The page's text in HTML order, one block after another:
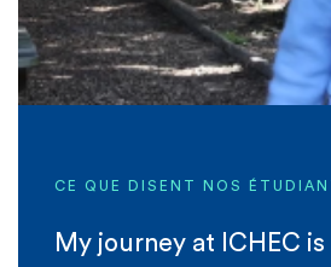
CE QUE DISENT NOS
My journey at ICHEC